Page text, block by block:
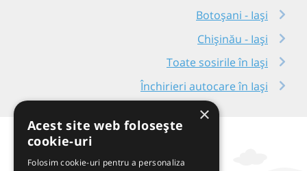
Botoșani - Iași
Chișinău - Iași
Toate sosirile în Iași
Închirieri autocare în Iași
×
Acest site web folosește
cookie-uri
Folosim cookie-uri pentru a personaliza